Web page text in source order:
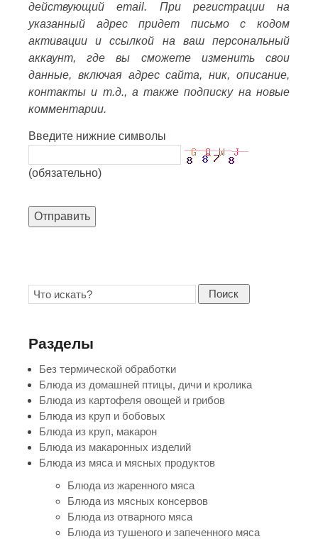
действующий email. При регистрации на
указанный адрес придет письмо с кодом
активации и ссылкой на ваш персональный
аккаунт, где вы сможете изменить свои
данные, включая адрес сайта, ник, описание,
контакты и т.д., а также подписку на новые
комментарии.
Введите нижние символы
(обязательно)
Отправить
Поиск
Разделы
Без термической обработки
Блюда из домашней птицы, дичи и кролика
Блюда из картофеля овощей и грибов
Блюда из круп и бобовых
Блюда из круп, макарон
Блюда из макаронных изделий
Блюда из мяса и мясных продуктов
Блюда из жаренного мяса
Блюда из мясных консервов
Блюда из отварного мяса
Блюда из тушеного и запеченного мяса